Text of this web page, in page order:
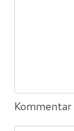
Kommentar